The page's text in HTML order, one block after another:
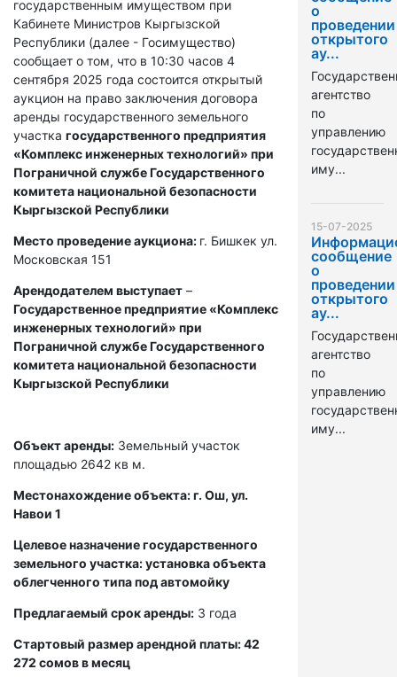
государственным имуществом при
Кабинете Министров Кыргызской
Республики (далее - Госимущество)
сообщает о том, что в 10:30 часов 4
сентября 2025 года состоится открытый
аукцион на право заключения договора
аренды государственного земельного
участка государственного предприятия
«Комплекс инженерных технологий» при
Пограничной службе Государственного
комитета национальной безопасности
Кыргызской Республики
Место проведение аукциона: г. Бишкек ул.
Московская 151
Арендодателем выступает –
Государственное предприятие «Комплекс
инженерных технологий» при
Пограничной службе Государственного
комитета национальной безопасности
Кыргызской Республики
Объект аренды: Земельный участок
площадью 2642 кв м.
Местонахождение объекта: г. Ош, ул.
Навои 1
Целевое назначение государственного
земельного участка: установка объекта
облегченного типа под автомойку
Предлагаемый срок аренды: 3 года
Стартовый размер арендной платы: 42
272 сомов в месяц
о
проведении
открытого
ау...
агентство
по
управлению
иму...
15-07-2025
сообщение
о
проведении
открытого
ау...
агентство
по
управлению
иму...